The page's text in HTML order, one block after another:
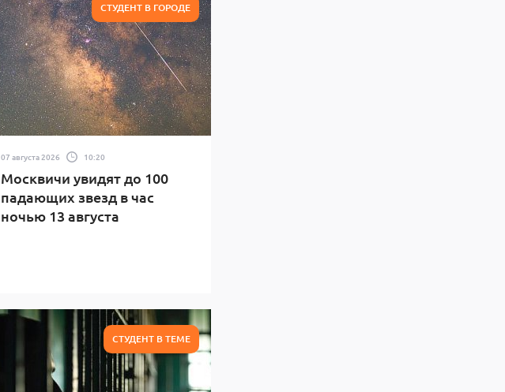
СТУДЕНТ В ГОРОДЕ
07 августа 2026 10:20
Москвичи увидят до 100
падающих звезд в час
ночью 13 августа
СТУДЕНТ В ТЕМЕ